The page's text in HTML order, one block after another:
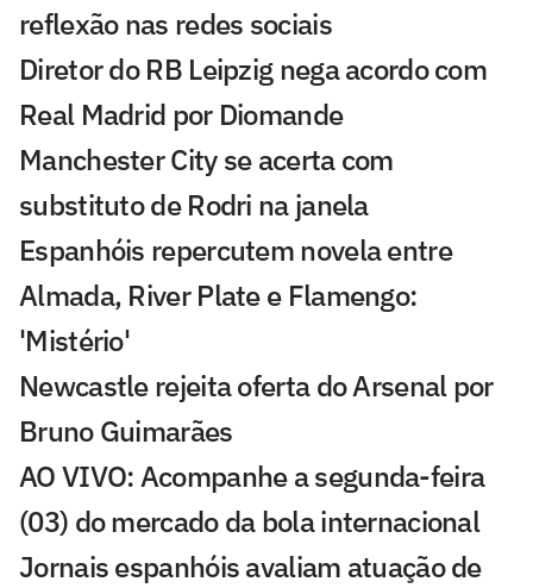
reflexão nas redes sociais
Diretor do RB Leipzig nega acordo com
Real Madrid por Diomande
Manchester City se acerta com
substituto de Rodri na janela
Espanhóis repercutem novela entre
Almada, River Plate e Flamengo:
'Mistério'
Newcastle rejeita oferta do Arsenal por
Bruno Guimarães
AO VIVO: Acompanhe a segunda-feira
(03) do mercado da bola internacional
Jornais espanhóis avaliam atuação de